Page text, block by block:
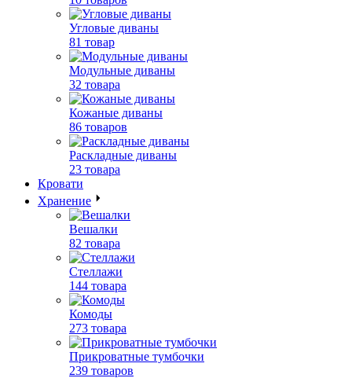
Угловые диваны
81 товар
Модульные диваны
32 товара
Кожаные диваны
86 товаров
Раскладные диваны
23 товара
Кровати
Хранение
Вешалки
82 товара
Стеллажи
144 товара
Комоды
273 товара
Прикроватные тумбочки
239 товаров